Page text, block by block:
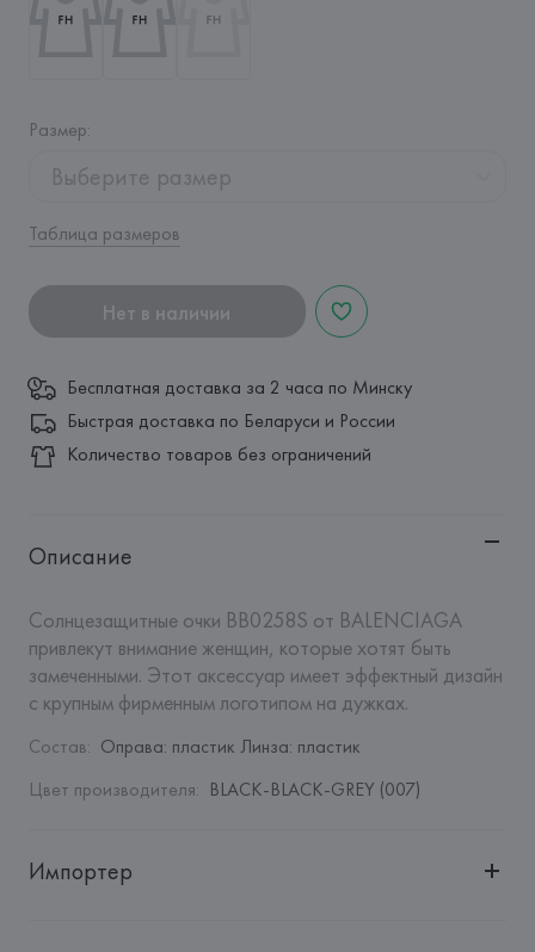
Размер:
Выберите размер
Таблица размеров
Нет в наличии
Бесплатная доставка за 2 часа по Минску
Быстрая доставка по Беларуси и России
Количество товаров без ограничений
Описание
Солнцезащитные очки BB0258S от BALENCIAGA
привлекут внимание женщин, которые хотят быть
замеченными. Этот аксессуар имеет эффектный дизайн
с крупным фирменным логотипом на дужках.
Состав: Оправа: пластик Линза: пластик
Цвет производителя: BLACK-BLACK-GREY (007)
Импортер